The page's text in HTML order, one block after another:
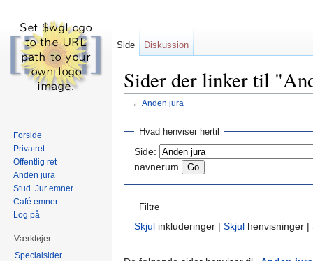
Sider der linker til
← Anden jura
Hvad henviser hertil
Side:
navnerum
Filtre
Skjul inkluderinger | Skjul henvisninger |
Side Diskussion
Forside
Privatret
Offentlig ret
Anden jura
Stud. Jur emner
Café emner
Log på
Værktøjer
Specialsider